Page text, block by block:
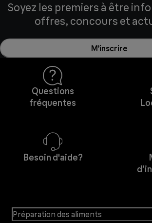
Soyez les premiers à être
offres, concours et
M’inscrire
Questions
fréquentes
Besoin d'aide?
Préparation des aliments